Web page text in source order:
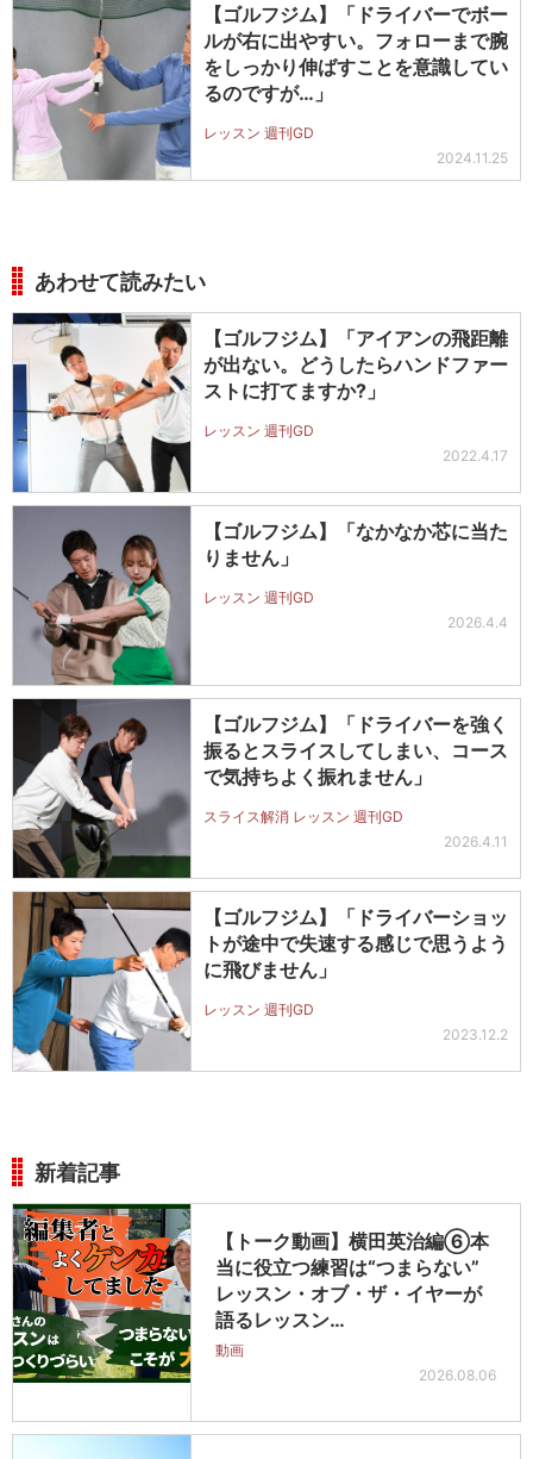
【ゴルフジム】「ドライバーでボー
ルが右に出やすい。フォローまで腕
をしっかり伸ばすことを意識してい
るのですが…」
レッスン 週刊GD
2024.11.25
あわせて読みたい
【ゴルフジム】「アイアンの飛距離
が出ない。どうしたらハンドファー
ストに打てますか?」
レッスン 週刊GD
2022.4.17
【ゴルフジム】「なかなか芯に当た
りません」
レッスン 週刊GD
2026.4.4
【ゴルフジム】「ドライバーを強く
振るとスライスしてしまい、コース
で気持ちよく振れません」
スライス解消 レッスン 週刊GD
2026.4.11
【ゴルフジム】「ドライバーショッ
トが途中で失速する感じで思うよう
に飛びません」
レッスン 週刊GD
2023.12.2
新着記事
【トーク動画】横田英治編⑥本
当に役立つ練習は“つまらない”
レッスン・オブ・ザ・イヤーが
語るレッスン…
動画
2026.08.06